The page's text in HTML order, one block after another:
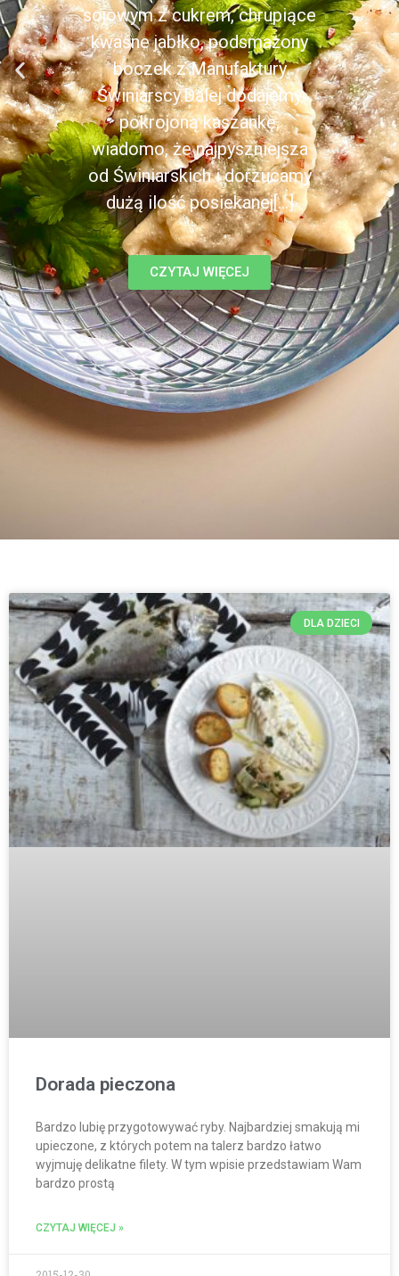
sojowym z cukrem, chrupiące
kwaśne jabłko, podsmażony
boczek z Manufaktury
Świniarscy.Dalej dodajemy
pokrojoną kaszankę,
wiadomo, że najpyszniejsza
od Świniarskich i dorzucamy
dużą ilość posiekanej[...]
CZYTAJ WIĘCEJ
DLA DZIECI
Dorada pieczona
Bardzo lubię przygotowywać ryby. Najbardziej smakują mi
upieczone, z których potem na talerz bardzo łatwo
wyjmuję delikatne filety. W tym wpisie przedstawiam Wam
bardzo prostą
CZYTAJ WIĘCEJ »